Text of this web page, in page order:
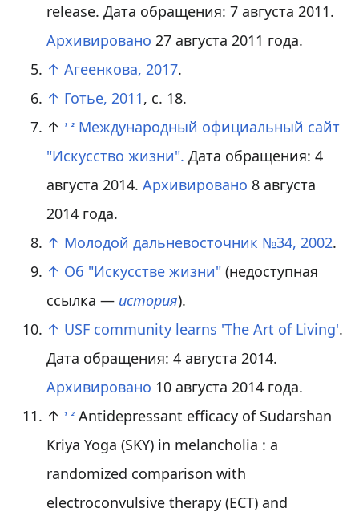
release. Дата обращения: 7 августа 2011.
Архивировано 27 августа 2011 года.
↑ Агеенкова, 2017.
↑ Готье, 2011, с. 18.
↑
1 2
Международный официальный сайт
"Искусство жизни". Дата обращения: 4
августа 2014. Архивировано 8 августа
2014 года.
↑ Молодой дальневосточник №34, 2002.
↑ Об "Искусстве жизни" (недоступная
ссылка — история).
↑ USF community learns 'The Art of Living'.
Дата обращения: 4 августа 2014.
Архивировано 10 августа 2014 года.
↑
1 2 Antidepressant efficacy of Sudarshan
Kriya Yoga (SKY) in melancholia : a
randomized comparison with
electroconvulsive therapy (ECT) and